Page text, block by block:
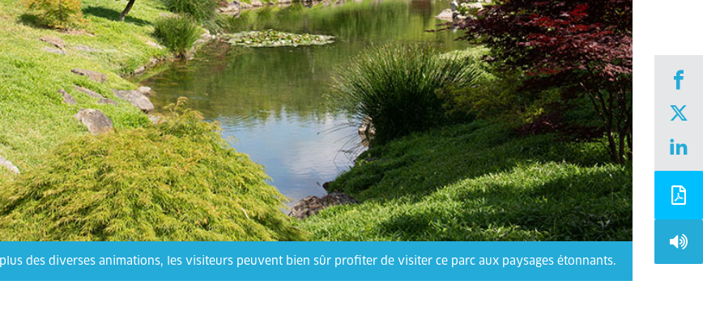
des diverses animations, les visiteurs peuvent bien sûr profiter de visiter ce parc aux paysages étonnants.